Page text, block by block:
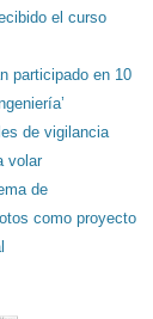
el curso
participado en 10
de vigilancia
volar
de
como proyecto